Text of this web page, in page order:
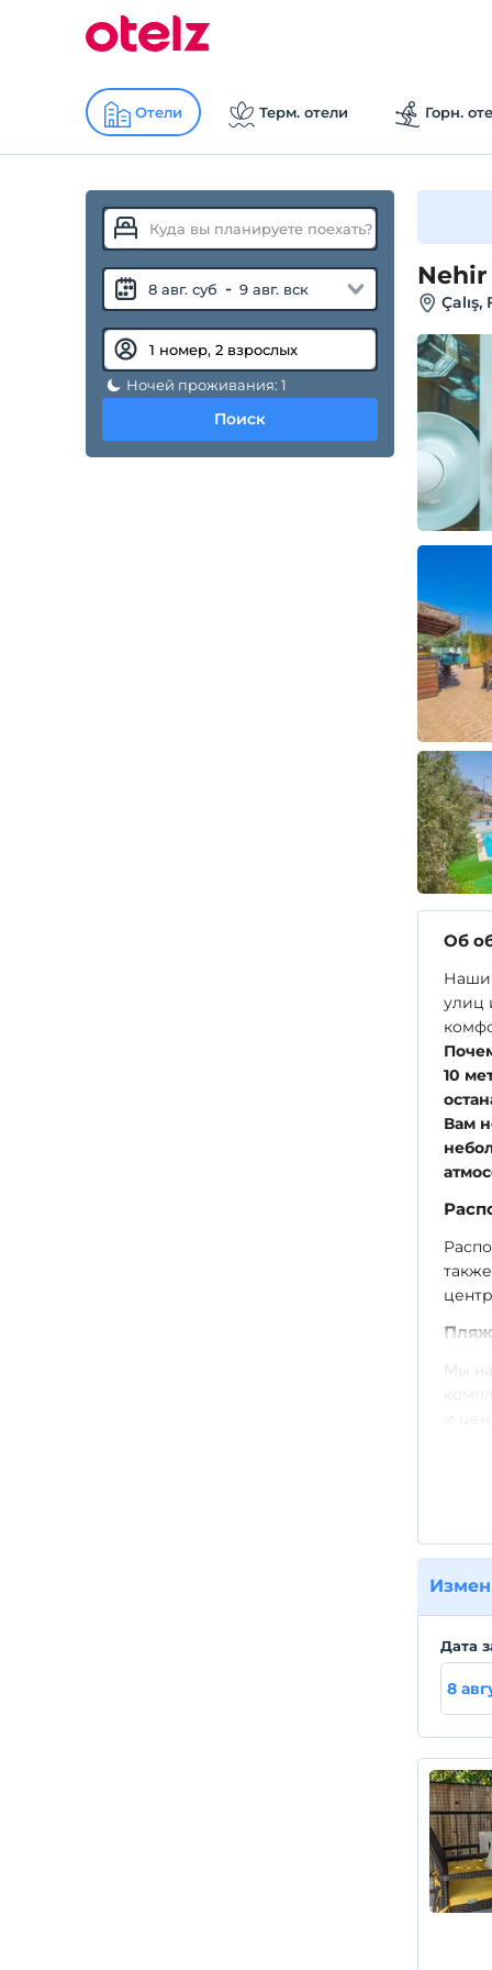
Отели Терм. отели Горн.
8 авг. суб - 9 авг. вск
Ночей проживания: 1
Поиск
Об
Наши
улиц
10
Вам
Пляж
Мы
Дата
8